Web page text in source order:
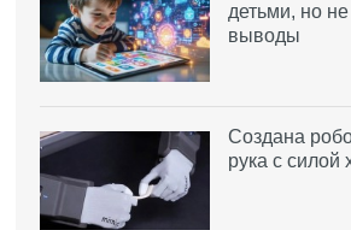
детьми, но
выводы
Создана
рука с силой